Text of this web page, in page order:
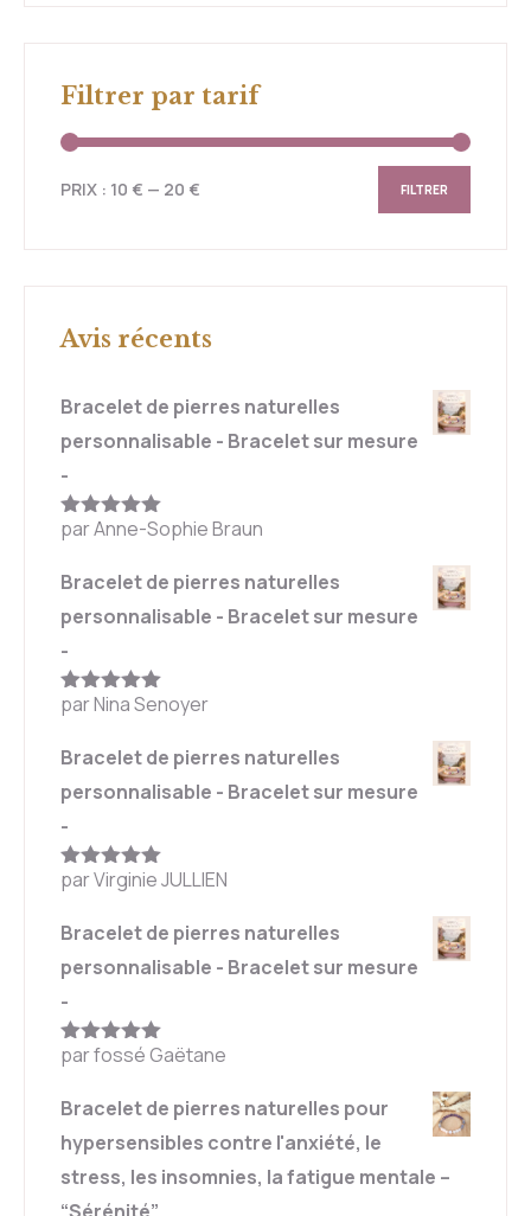
Filtrer par tarif
FILTRER
PRIX : 10 € — 20 €
Avis récents
Bracelet de pierres naturelles
personnalisable - Bracelet sur mesure
-
Note5sur
par Anne-Sophie Braun
Bracelet de pierres naturelles
personnalisable - Bracelet sur mesure
-
Note5sur
par Nina Senoyer
Bracelet de pierres naturelles
personnalisable - Bracelet sur mesure
-
Note5sur
par Virginie JULLIEN
Bracelet de pierres naturelles
personnalisable - Bracelet sur mesure
-
Note5sur
par fossé Gaëtane
Bracelet de pierres naturelles pour
hypersensibles contre l'anxiété, le
stress, les insomnies, la fatigue mentale –